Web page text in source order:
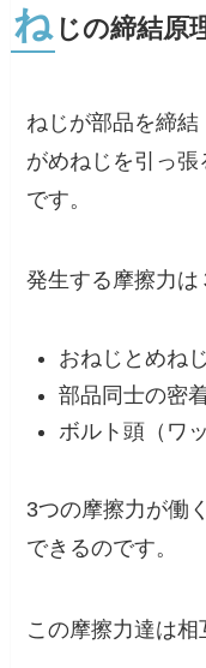
ね じの締結原
ねじが部品を締
がめねじを引っ
です。
発生する摩擦力は
おねじとめね
部品同士の密
ボルト頭（ワ
3つの摩擦力が働
できるのです。
この摩擦力達は相